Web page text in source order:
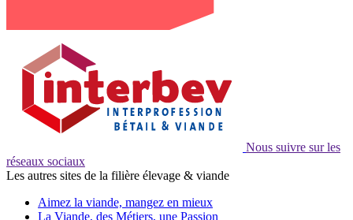
Nous suivre sur les
réseaux sociaux
Les autres sites de la filière élevage & viande
Aimez la viande, mangez en mieux
La Viande, des Métiers, une Passion